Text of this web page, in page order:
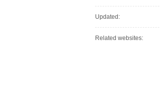
Updated:
Related websites: